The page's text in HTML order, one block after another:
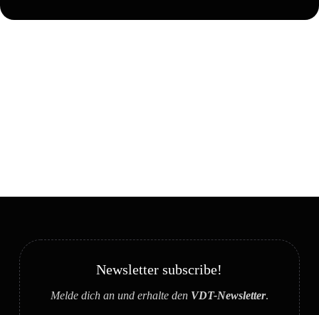
Newsletter subscribe!
Melde dich an und erhalte den VDT-Newsletter.